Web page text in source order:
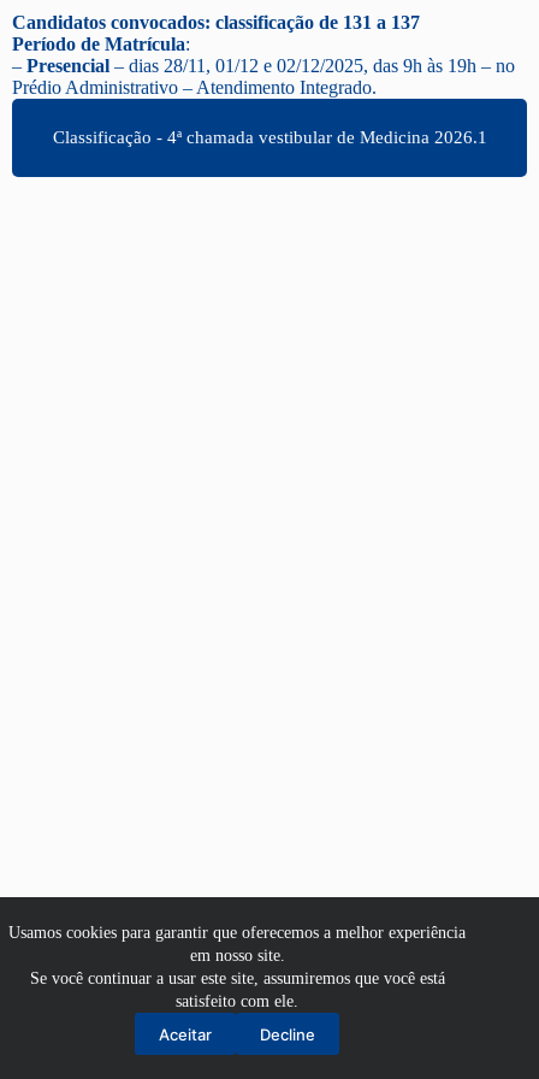
Usamos cookies para garantir que oferecemos a melhor experiência
em nosso site.
Se você continuar a usar este site, assumiremos que você está
satisfeito com ele.
Aceitar Decline
Candidatos convocados: classificação de 131 a 137
Período de Matrícula:
– Presencial – dias 28/11, 01/12 e 02/12/2025, das 9h às 19h – no
Prédio Administrativo – Atendimento Integrado.
Classificação - 4ª chamada vestibular de Medicina 2026.1